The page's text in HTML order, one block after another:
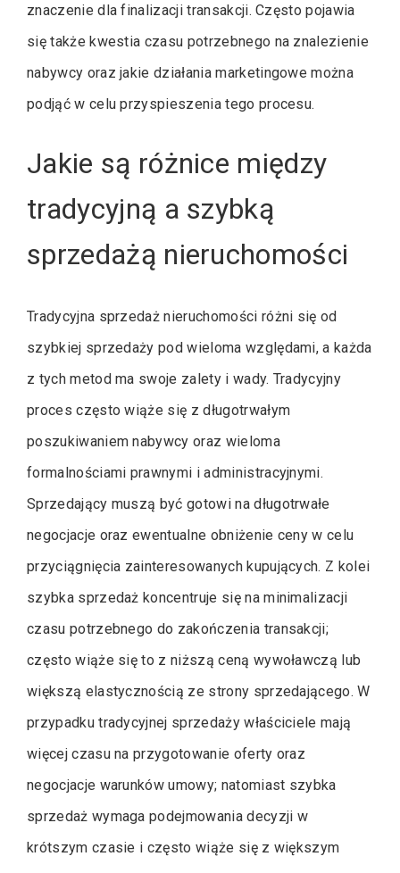
znaczenie dla finalizacji transakcji. Często pojawia
się także kwestia czasu potrzebnego na znalezienie
nabywcy oraz jakie działania marketingowe można
podjąć w celu przyspieszenia tego procesu.
Jakie są różnice między
tradycyjną a szybką
sprzedażą nieruchomości
Tradycyjna sprzedaż nieruchomości różni się od
szybkiej sprzedaży pod wieloma względami, a każda
z tych metod ma swoje zalety i wady. Tradycyjny
proces często wiąże się z długotrwałym
poszukiwaniem nabywcy oraz wieloma
formalnościami prawnymi i administracyjnymi.
Sprzedający muszą być gotowi na długotrwałe
negocjacje oraz ewentualne obniżenie ceny w celu
przyciągnięcia zainteresowanych kupujących. Z kolei
szybka sprzedaż koncentruje się na minimalizacji
czasu potrzebnego do zakończenia transakcji;
często wiąże się to z niższą ceną wywoławczą lub
większą elastycznością ze strony sprzedającego. W
przypadku tradycyjnej sprzedaży właściciele mają
więcej czasu na przygotowanie oferty oraz
negocjacje warunków umowy; natomiast szybka
sprzedaż wymaga podejmowania decyzji w
krótszym czasie i często wiąże się z większym